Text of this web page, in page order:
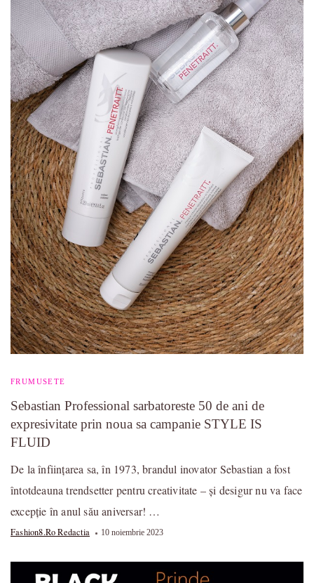
FRUMUSETE
Sebastian Professional sarbatoreste 50 de ani de
expresivitate prin noua sa campanie STYLE IS
FLUID
De la înființarea sa, în 1973, brandul inovator Sebastian a fost
întotdeauna trendsetter pentru creativitate – și desigur nu va face
excepție în anul său aniversar! …
Fashion8.ro Redactia 10 noiembrie 2023